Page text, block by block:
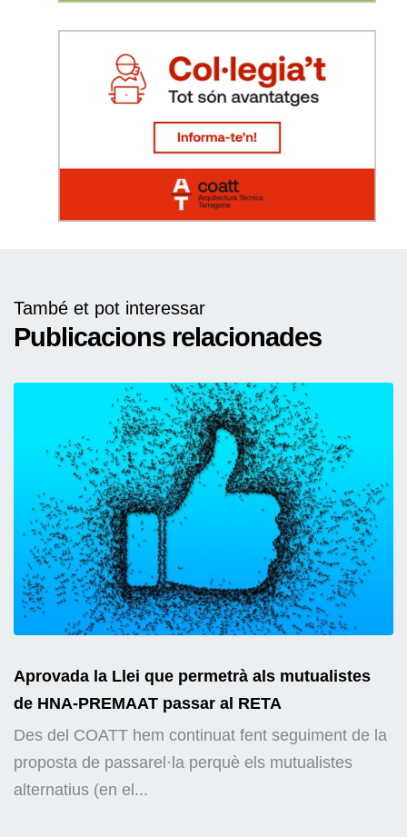
També et pot interessar
Publicacions relacionades
Aprovada la Llei que permetrà als mutualistes
de HNA-PREMAAT passar al RETA
Des del COATT hem continuat fent seguiment de la
proposta de passarel·la perquè els mutualistes
alternatius (en el...